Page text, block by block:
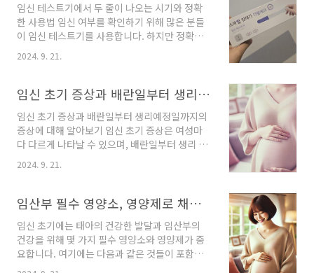
신에도 중요한 역할을 할 수 있습니다. 본문에서
는 임신과 알칼리성 체질의 상관관계, 이를 위한
식단 관리 방법, 그리고 건강한 임신을 위한 팁을
자세히 살펴보겠습니다. 알칼리성 체질이란 무엇
성을 유지하는 상태로, 면역력 향상, 염증 ..
임신 테스트기에서 두 줄이 나오는 시기와 정확
한 사용법 임신 여부를 확인하기 위해 많은 분들
이 임신 테스트기를 사용합니다. 하지만 정확한
시기와 테스트기의 원리를 잘 이해하지 못하면
결과가 왜곡되거나 불확실할 수 있습니다. 임신
인 hCG(human chorionic gonadotropin)
란이 자궁 내막에 착상한 후 분비되기 시작하며,
이 호르몬이 일정 농도에 도달하면 임신 테스트
기에서 두 줄이 나오는 결과를 볼 수 있습니다. 임
신 테스트기 원리임신 테스트기의 원리와 사용
수 있고, 개인의 신체 상태에 따라서도 결과가
다..
2024. 9. 21.
임신 초기 증상과 배란일부터 생리예정일까지의 증상
임신 초기 증상과 배란일부터 생리예정일까지의
증상에 대해 알아보기 임신 초기 증상은 여성마
다 다르게 나타날 수 있으며, 배란일부터 생리 예
정일까지의 증상 역시 개인에 따라 다르게 나타
납니다. 하지만 일반적으로 나타나는 증상들을
하는 데 도움이 될 수 있습니다. 특히 임신 초기
증상은 임신을 빨리 인지하는 데 중요한 역할을
하며, 배란 후 생리 예정일까지의 증상들은 임신
여부를 예측하는 데 도움이 될 수 있습니다. 임신
초기 증상과 함께 배란일에서 생리예정일까지의
2024. 9. 21.
임산부 필수 영양소, 영양제로 채워야하는 영양소
임신 초기에는 태아의 건강한 발달과 임산부의
건강을 위해 몇 가지 필수 영양소와 영양제가 중
요합니다. 여기에는 다음과 같은 것들이 포함됩